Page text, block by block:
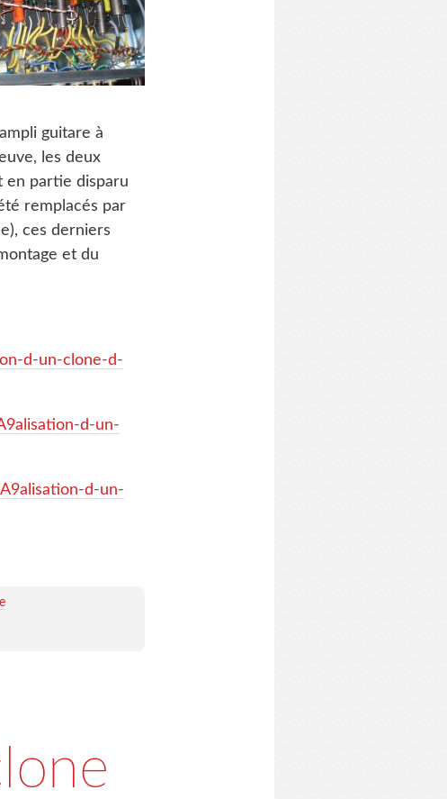
guitare à
les deux
en partie disparu
remplacés par
ces derniers
et du
d-un-clone-d-
d-un-
d-un-